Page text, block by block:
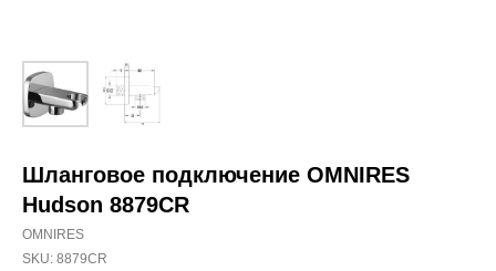
Шланговое подключение OMNIRES
Hudson 8879CR
OMNIRES
SKU: 8879CR